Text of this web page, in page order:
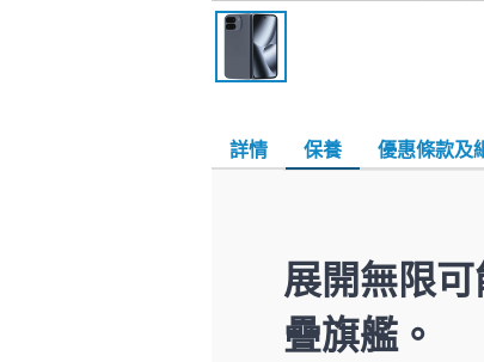
詳情 保養 優惠條款及
展開無限
疊旗艦。